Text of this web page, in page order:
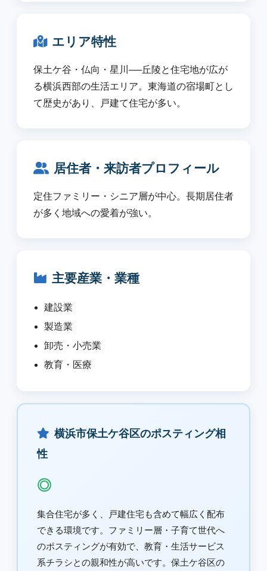
エリア特性
保土ケ谷・仏向・星川──丘陵と住宅地が広が
る横浜西部の生活エリア。東海道の宿場町とし
て歴史があり、戸建て住宅が多い。
居住者・来訪者プロフィール
定住ファミリー・シニア層が中心。長期居住者
が多く地域への愛着が強い。
主要産業・業種
建設業
製造業
卸売・小売業
教育・医療
横浜市保土ケ谷区のポスティング相
性
◎
集合住宅が多く、戸建住宅も含めて幅広く配布
できる環境です。ファミリー層・子育て世代へ
のポスティングが有効で、教育・生活サービス
系チラシとの親和性が高いです。保土ケ谷区の